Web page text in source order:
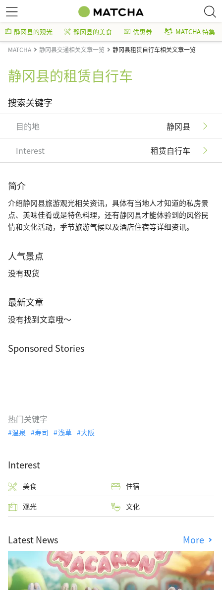
静冈县的观光 静冈县的美食 优惠券 MATCHA 特集
MATCHA 静冈县交通相关文章一览 静冈县租赁自行车相关文章一览
静冈县的租赁自行车
搜索关键字
目的地 静冈县
Interest 租赁自行车
简介
介绍静冈县旅游观光相关资讯，具体有当地人才知道的私房景
点、美味佳肴或是特色料理，还有静冈县才能体验到的风俗民
情和文化活动，季节旅游气候以及酒店住宿等详细资讯。
人气景点
没有现货
最新文章
没有找到文章哦～
Sponsored Stories
热门关键字
温泉 寿司 浅草 大阪
Interest
美食 住宿
观光 文化
Latest News More